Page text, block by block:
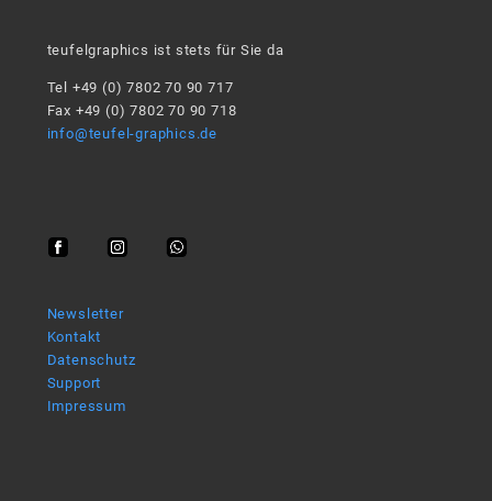
teufelgraphics ist stets für Sie da
Tel +49 (0) 7802 70 90 717
Fax +49 (0) 7802 70 90 718
info@teufel-graphics.de
Newsletter
Kontakt
Datenschutz
Support
Impressum